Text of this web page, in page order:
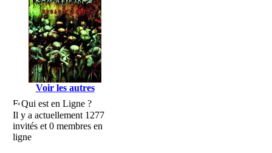
Voir les autres
Qui est en Ligne ?
Il y a actuellement 1277
invités et 0 membres en
ligne